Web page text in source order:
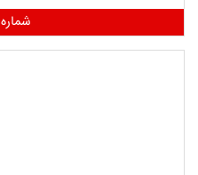
شماره 5665